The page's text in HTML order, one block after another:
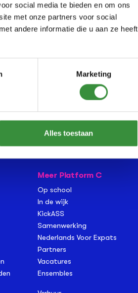
social media te bieden en om ons
met onze partners voor social
andere informatie die u aan ze heeft
Marketing
Alles toestaan
Deel deze cursus:
Meer Platform C
Op school
In de wijk
KickASS
Samenwerking
Nederlands Voor Expats
Partners
Vacatures
Ensembles